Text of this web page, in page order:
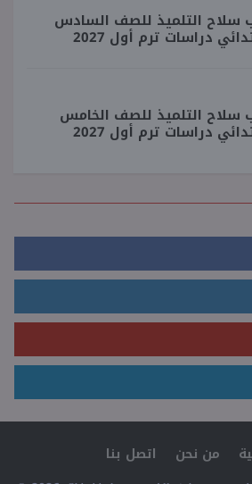
سلاح التلميذ للصف السادس
دراسات ترم أول 2027
سلاح التلميذ للصف الخامس
دراسات ترم أول 2027
من نحن
اتصل بنا